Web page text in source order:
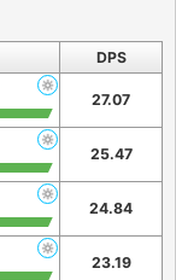
DPS
27.07
25.47
24.84
23.19